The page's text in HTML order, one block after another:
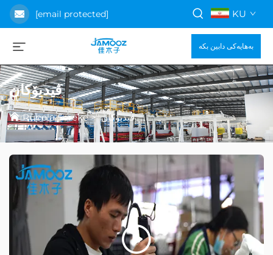
[email protected] KU
بەهایەکی دابین بکە
ڤیدیۆکان
Rûpela Sereke>ڤیدیۆکان